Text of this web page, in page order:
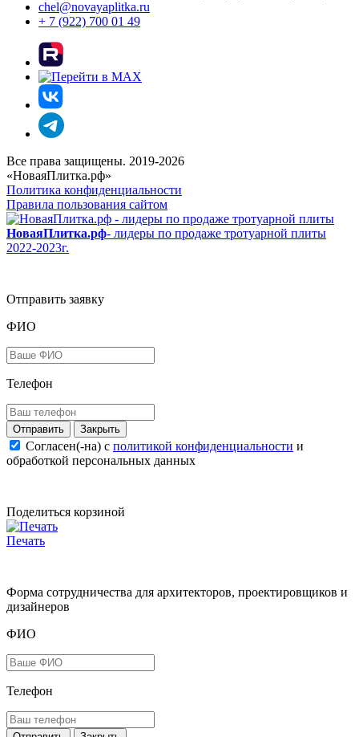
chel@novayaplitka.ru
+ 7 (922) 700 01 49
Все права защищены. 2019-2026
«НоваяПлитка.рф»
Политика конфиденциальности
Правила пользования сайтом
НоваяПлитка.рф- лидеры по продаже тротуарной плиты
2022-2023г.
Отправить заявку
ФИО
Телефон
Закрыть
Согласен(-на) c политикой конфиденциальности и
обработкой персональных данных
Поделиться корзиной
Печать
Форма сотрудничества для архитекторов, проектировщиков и
дизайнеров
ФИО
Телефон